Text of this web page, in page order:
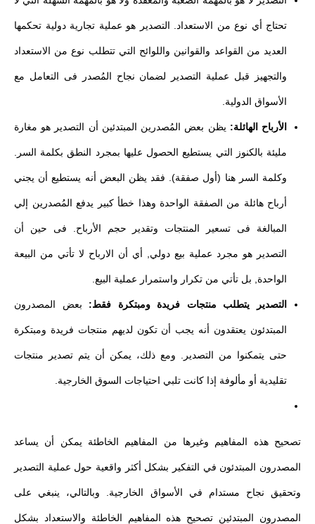
تحتاج أي نوع من الاستعداد. التصدير هو عملية تجارية دولية تحكمها
العديد من القواعد والقوانين واللوائح التي تتطلب نوع من الاستعداد
والتجهيز قبل عملية التصدير لضمان نجاح المُصدر فى التعامل مع
الأسواق الدولية.
الأرباح الهائلة: يظن بعض المُصدرين المبتدئين أن التصدير هو مغارة
مليئة بالكنوز التي يستطيع الحصول عليها بمجرد النطق بكلمة السر.
وكلمة السر هنا (أول صفقة). فقد يظن البعض أنه يستطيع أن يجني
أرباح هائلة من الصفقة الواحدة وهذا خطأ كبير يدفع المُصدرين إلي
المبالغة فى تسعير المنتجات وتقدير حجم الأرباح. فى حين أن
التصدير هو مجرد عملية بيع دولي, أي أن الارباح لا تأتي من البيعة
الواحدة, بل تأتي من تكرار واستمرار عملية البيع.
التصدير يتطلب منتجات فريدة ومبتكرة فقط: بعض المصدرون
المبتدئون يعتقدون أنه يجب أن تكون لديهم منتجات فريدة ومبتكرة
حتى يتمكنوا من التصدير. ومع ذلك، يمكن أن يتم تصدير منتجات
تقليدية أو مألوفة إذا كانت تلبي احتياجات السوق الخارجية.
تصحيح هذه المفاهيم وغيرها من المفاهيم الخاطئة يمكن أن يساعد
المصدرون المبتدئون في التفكير بشكل أكثر واقعية حول عملية التصدير
وتحقيق نجاح مستدام في الأسواق الخارجية. وبالتالي، ينبغي على
المصدرون المبتدئين تصحيح هذه المفاهيم الخاطئة والاستعداد بشكل